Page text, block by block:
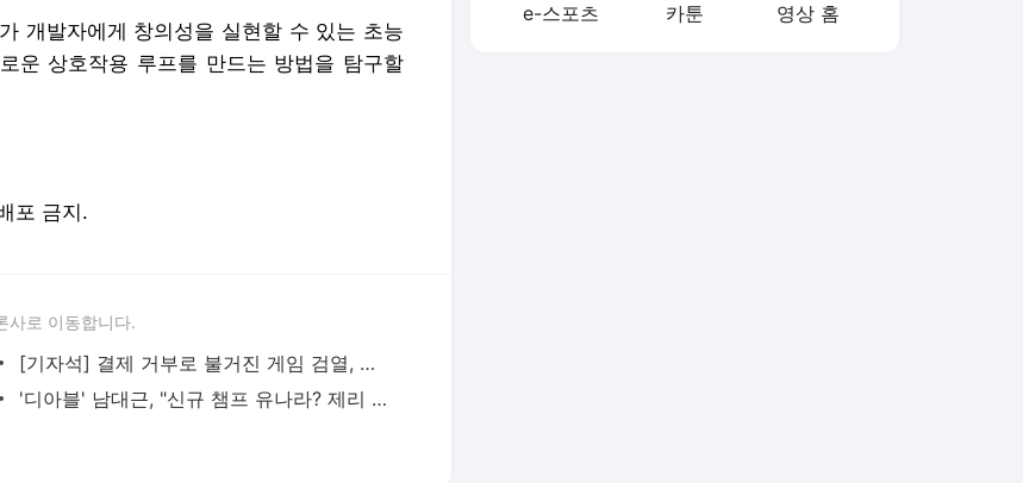
개발자에게 창의성을 실현할 수 있는 초능
운 상호작용 루프를 만드는 방법을 탐구할
포 금지.
사로 이동합니다.
[기자석] 결제 거부로 불거진 게임 검열, 남의 이야기 아니다
'디아블' 남대근, "신규 챔프 유나라? 제리 상위 호환"
e-스포츠 카툰 영상 홈